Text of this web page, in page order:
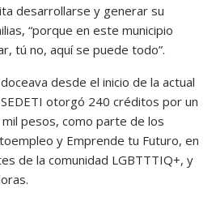
desarrollarse y generar su
“porque en este municipio
tú no, aquí se puede todo”.
desde el inicio de la actual
otorgó 240 créditos por un
pesos, como parte de los
y Emprende tu Futuro, en
de la comunidad LGBTTTIQ+, y